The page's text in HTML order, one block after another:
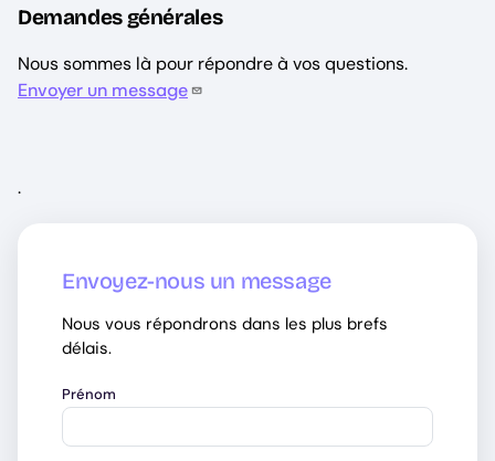
Demandes générales
Nous sommes là pour répondre à vos questions.
Envoyer un message
.
Envoyez-nous un message
Nous vous répondrons dans les plus brefs
délais.
Prénom